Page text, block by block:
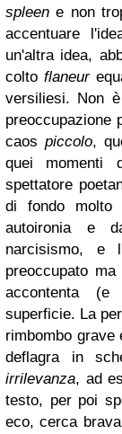
spleene non
accentuare
un'altra idea,
colto flaneur
versiliesi. Non
preoccupazione
caos piccolo,
quei
spettatore
di fondo molto
autoironia e
narcisismo, e
preoccupato
accontenta
superficie. La
rimbombo grave
deflagra in
irrilevanza, ad
testo, per poi
eco, cerca